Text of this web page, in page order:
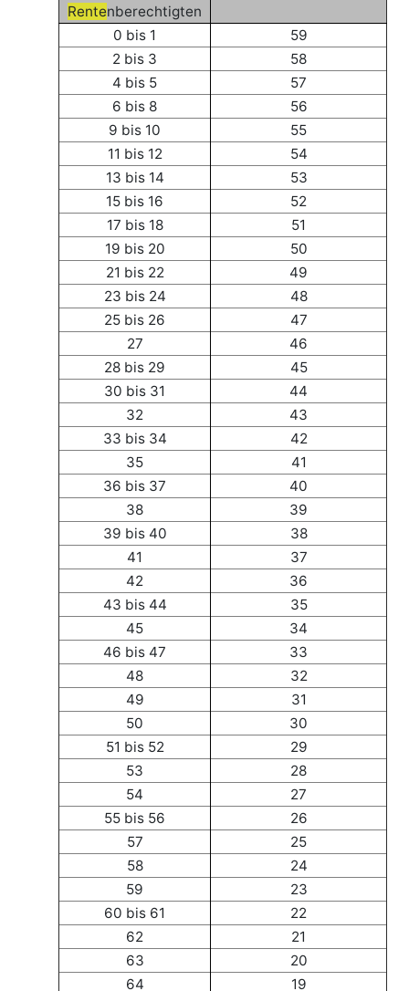
Rentenberechtigten
0 bis 1
59
2 bis 3
58
4 bis 5
57
6 bis 8
56
9 bis 10
55
11 bis 12
54
13 bis 14
53
15 bis 16
52
17 bis 18
51
19 bis 20
50
21 bis 22
49
23 bis 24
48
25 bis 26
47
27
46
28 bis 29
45
30 bis 31
44
32
43
33 bis 34
42
35
41
36 bis 37
40
38
39
39 bis 40
38
41
37
42
36
43 bis 44
35
45
34
46 bis 47
33
48
32
49
31
50
30
51 bis 52
29
53
28
54
27
55 bis 56
26
57
25
58
24
59
23
60 bis 61
22
62
21
63
20
64
19